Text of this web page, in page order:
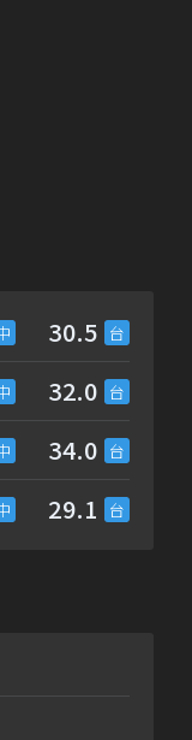
30.5
32.0
34.0
29.1